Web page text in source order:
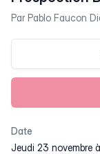
ParPablo Faucon
Date
jeudi 23 novembre